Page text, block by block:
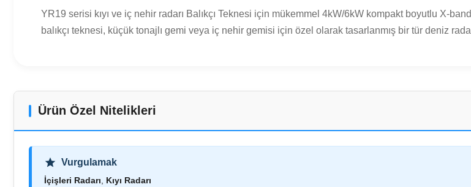
YR19 serisi kıyı ve iç nehir radarı Balıkçı Teknesi için mükemmel 4kW/6kW kompakt boyutlu X-
balıkçı teknesi, küçük tonajlı gemi veya iç nehir gemisi için özel olarak tasarlanmış bir tür deniz
Ürün Özel Nitelikleri
Vurgulamak
İçişleri Radarı Kıyı Radarı